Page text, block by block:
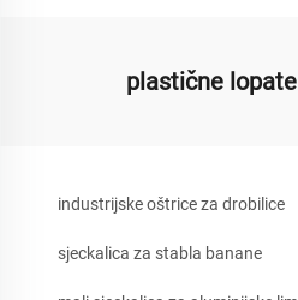
plastične
industrijske oštrice za drobilice
sjeckalica za stabla banane